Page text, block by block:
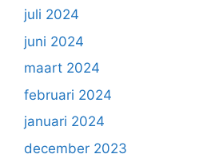
juli 2024
juni 2024
maart 2024
februari 2024
januari 2024
december 2023